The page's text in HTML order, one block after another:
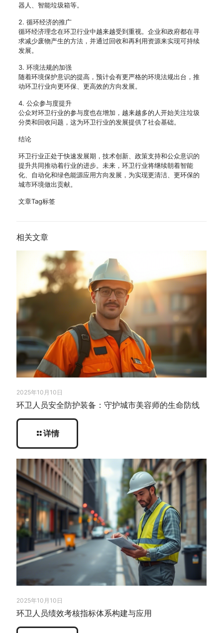
器人、智能垃圾箱等。
2. 循环经济的推广
循环经济理念在环卫行业中越来越受到重视。企业和政府都在寻
求减少废物产生的方法，并通过回收和再利用资源来实现可持续
发展。
3. 环境法规的加强
随着环境保护意识的提高，预计会有更严格的环境法规出台，推
动环卫行业向更环保、更高效的方向发展。
4. 公众参与度提升
公众对环卫行业的参与度也在增加，越来越多的人开始关注垃圾
分类和回收问题，这为环卫行业的发展提供了社会基础。
结论
环卫行业正处于快速发展期，技术创新、政策支持和公众意识的
提升共同推动着行业的进步。未来，环卫行业将继续朝着智能
化、自动化和绿色能源应用方向发展，为实现更清洁、更环保的
城市环境做出贡献。
文章Tag标签
相关文章
2025年10月10日
环卫人员安全防护装备：守护城市美容师的生命防线
详情
2025年10月10日
环卫人员绩效考核指标体系构建与应用